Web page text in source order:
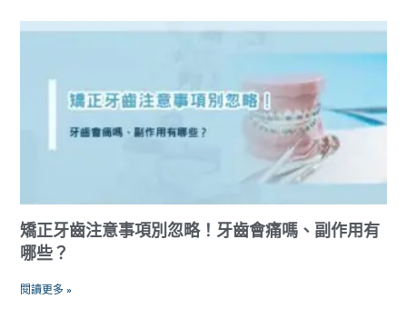
矯正牙齒注意事項別忽略！牙齒會痛嗎、副作用有
哪些？
閱讀更多 »